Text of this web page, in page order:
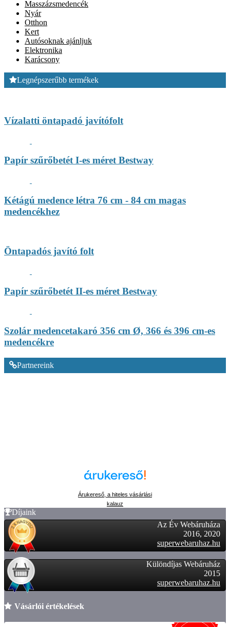
Masszázsmedencék
Nyár
Otthon
Kert
Autósoknak ajánljuk
Elektronika
Karácsony
Legnépszerűbb termékek
Vízalatti öntapadó javítófolt
Papír szűrőbetét I-es méret Bestway
Kétágú medence létra 76 cm - 84 cm magas
medencékhez
Öntapadós javító folt
Papír szűrőbetét II-es méret Bestway
Szolár medencetakaró 356 cm Ø, 366 és 396 cm-es
medencékre
Partnereink
Árukereső, a hiteles vásárlási
kalauz
Díjaink
Az Év Webáruháza
2016, 2020
superwebaruhaz.hu
Különdíjas Webáruház
2015
superwebaruhaz.hu
Vásárlói értékelések